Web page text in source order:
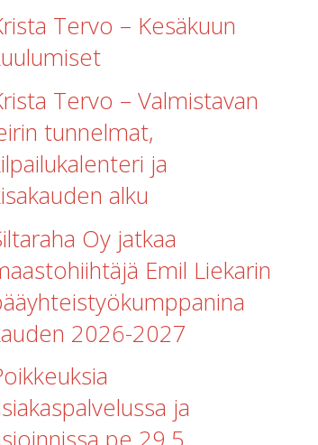
Tervo – Kesäkuun
Tervo – Valmistavan
tunnelmat,
ja
alku
Oy jatkaa
Emil Liekarin
2026-2027
ja